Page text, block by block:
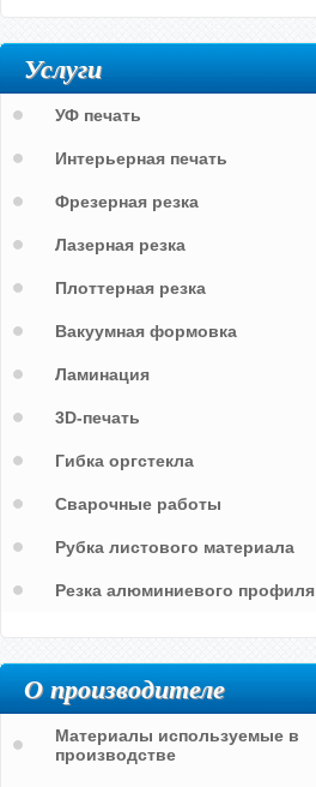
Услуги
УФ печать
Интерьерная печать
Фрезерная резка
Лазерная резка
Плоттерная резка
Вакуумная формовка
Ламинация
3D-печать
Гибка оргстекла
Сварочные работы
Рубка листового материала
Резка алюминиевого профиля
О производителе
Материалы используемые в
производстве